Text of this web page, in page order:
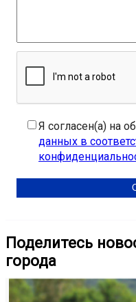
Я согласен(а) на
данных в
Поделитесь
города